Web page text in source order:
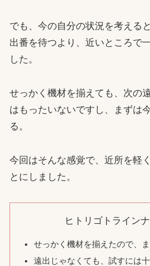
でも、今の自分の状況を考える
出番を待つより、近いところで
した。
せっかく機材を揃えても、次の
はもったいないですし、まずは
る。
今回はそんな感覚で、近所を軽
とにしました。
ヒトリゴトライン
せっかく機材を揃えたので、
遠出じゃなくても、試すには